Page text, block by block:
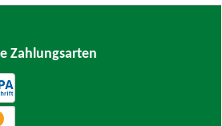
Zahlungsarten